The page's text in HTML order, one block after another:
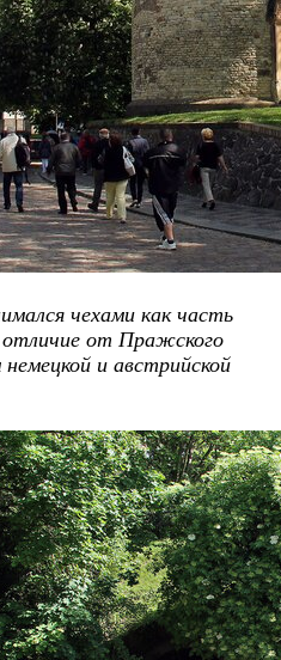
чехами как часть
отличие от Пражского
и австрийской